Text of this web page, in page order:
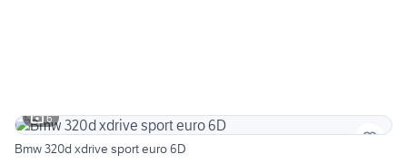
6
Bmw 320d xdrive sport euro 6D